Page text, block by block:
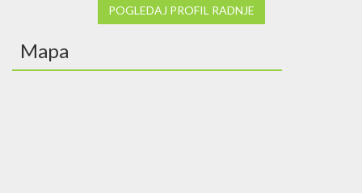
POGLEDAJ PROFIL RADNJE
Mapa